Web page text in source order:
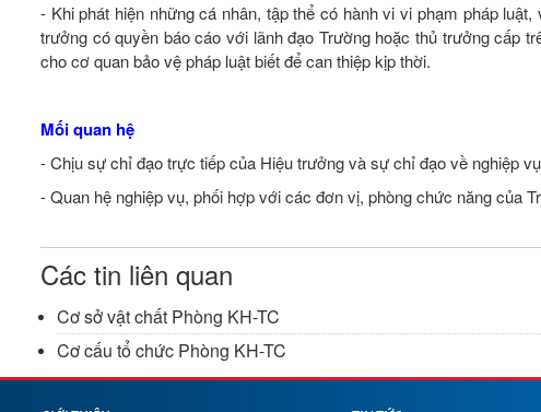
- Khi phát hiện những cá nhân, tập thể có hành vi vi phạm pháp
trưởng có quyền báo cáo với lãnh đạo Trường hoặc thủ trưởng cấp
cho cơ quan bảo vệ pháp luật biết để can thiệp kịp thời.
Mối quan hệ
- Chịu sự chỉ đạo trực tiếp của Hiệu trưởng và sự chỉ đạo về nghiệp
- Quan hệ nghiệp vụ, phối hợp với các đơn vị, phòng chức năng của
Các tin liên quan
Cơ sở vật chất Phòng KH-TC
Cơ cấu tổ chức Phòng KH-TC